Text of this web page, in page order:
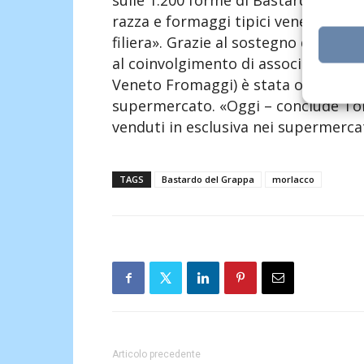
razza e formaggi tipici veneti, ma
filiera». Grazie al sostegno di
al coinvolgimento di associazioni e
Veneto Fromaggi) è stata
supermercato. «Oggi – conclude
venduti in esclusiva nei
TAGS Bastardo del Grappa morlacco
Articolo precedente